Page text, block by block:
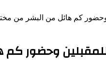
بتحضيرات لائقة